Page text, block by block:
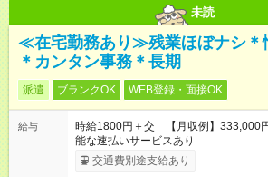
未読
≪在宅勤務あり≫残業ほぼナシ＊
＊カンタン事務＊長期
派遣 ブランクOK WEB登録・面接OK
給与
時給1800円＋交 【月収例】333,000
能な速払いサービスあり
交通費別途支給あり